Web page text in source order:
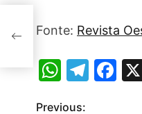
Fonte: Revista
W T
F
Previous: